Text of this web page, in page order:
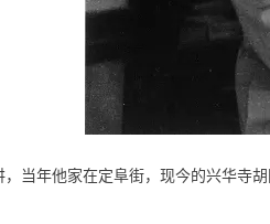
当年他家在定阜街，现今的兴华寺